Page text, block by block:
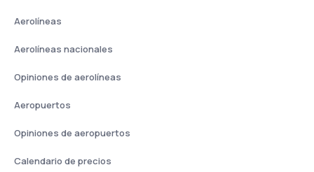
Aerolíneas
Aerolíneas nacionales
Opiniones de aerolíneas
Aeropuertos
Opiniones de aeropuertos
Calendario de precios